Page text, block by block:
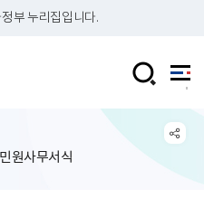
부 누리집입니다.
민원사무서식